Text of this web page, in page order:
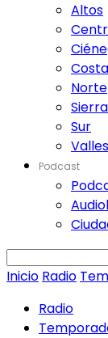
Altos
Costa
Norte
Sierra
Sur
Valles
Podcast
Inicio Radio
Radio